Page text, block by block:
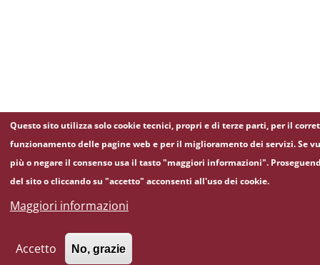
Questo sito utilizza solo cookie tecnici, propri e di terze parti, per il
funzionamento delle pagine web e per il miglioramento dei servizi. Se
più o negare il consenso usa il tasto "maggiori informazioni".
del sito o cliccando su "accetto" acconsenti all'uso dei cookie.
Maggiori informazioni
Accetto No, grazie